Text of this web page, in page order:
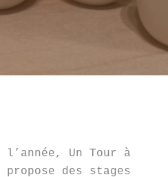
Un Tour à
propose des stages